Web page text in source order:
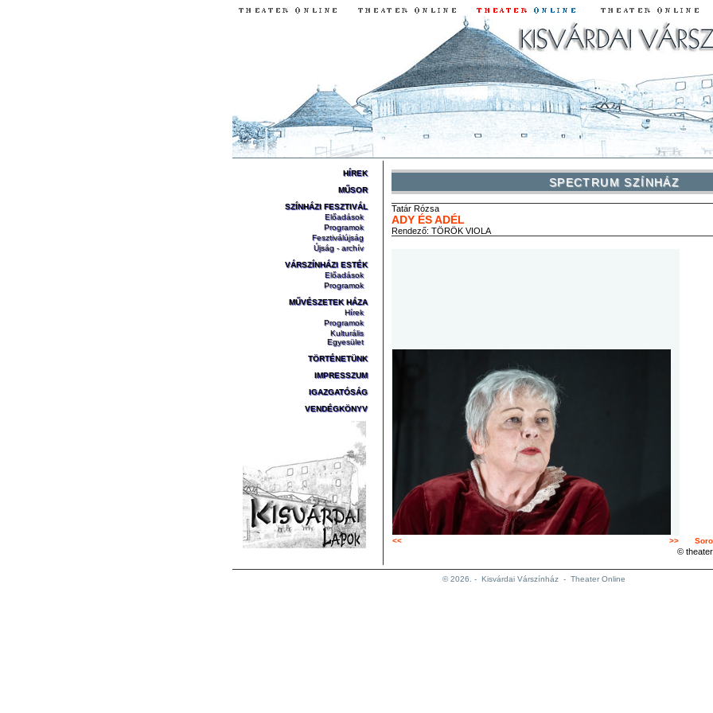
HÍREK
MŰSOR
SZÍNHÁZI FESZTIVÁL
Előadások
Programok
Fesztiválújság
Újság - archív
VÁRSZÍNHÁZI ESTÉK
Előadások
Programok
MŰVÉSZETEK HÁZA
Hírek
Programok
Kulturális
Egyesület
TÖRTÉNETÜNK
IMPRESSZUM
IGAZGATÓSÁG
VENDÉGKÖNYV
SPECTRUM SZÍNHÁZ
Tatár Rózsa
ADY ÉS ADÉL
Rendező: TÖRÖK VIOLA
<< >>
©
© 2026. - Kisvárdai Várszínház - Theater Online